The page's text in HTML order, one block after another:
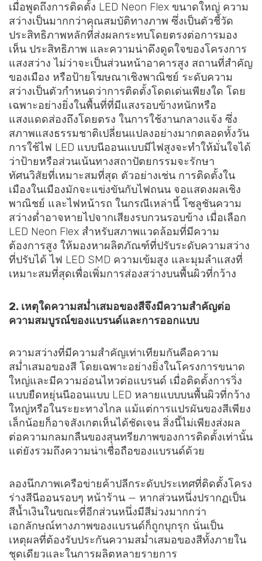
เมื่อพูดถึงการติดตั้ง LED Neon Flex ขนาดใหญ่ ความ
สว่างเป็นมากกว่าคุณสมบัติทางภาพ ซึ่งเป็นตัวชี้วัด
ประสิทธิภาพหลักที่ส่งผลกระทบโดยตรงต่อการมอง
เห็น ประสิทธิภาพ และความน่าดึงดูดใจของโครงการ
แสงสว่าง ไม่ว่าจะเป็นส่วนหน้าอาคารสูง สถานที่สำคัญ
ของเมือง หรือป้ายโฆษณาเชิงพาณิชย์ ระดับความ
สว่างเป็นตัวกำหนดว่าการติดตั้งโดดเด่นเพียงใด โดย
เฉพาะอย่างยิ่งในพื้นที่ที่มีแสงรอบข้างหนักหรือ
แสงแดดส่องถึงโดยตรง ในการใช้งานกลางแจ้ง ซึ่ง
สภาพแสงธรรมชาติเปลี่ยนแปลงอย่างมากตลอดทั้งวัน
การใช้ไฟ LED แบบนีออนแบบมีไฟสูงจะทำให้มั่นใจได้
ว่าป้ายหรือส่วนเน้นทางสถาปัตยกรรมจะรักษา
ทัศนวิสัยที่เหมาะสมที่สุด ตัวอย่างเช่น การติดตั้งใน
เมืองในเมืองมักจะแข่งขันกับไฟถนน จอแสดงผลเชิง
พาณิชย์ และไฟหน้ารถ ในกรณีเหล่านี้ โซลูชันความ
สว่างต่ำอาจหายไปจากเสียงรบกวนรอบข้าง เมื่อเลือก
LED Neon Flex สำหรับสภาพแวดล้อมที่มีความ
ต้องการสูง ให้มองหาผลิตภัณฑ์ที่ปรับระดับความสว่าง
ที่ปรับได้ ไฟ LED SMD ความเข้มสูง และมุมลำแสงที่
เหมาะสมที่สุดเพื่อเพิ่มการส่องสว่างบนพื้นผิวที่กว้าง
2. เหตุใดความสม่ำเสมอของสีจึงมีความสำคัญต่อ
ความสมบูรณ์ของแบรนด์และการออกแบบ
ความสว่างที่มีความสำคัญเท่าเทียมกันคือความ
สม่ำเสมอของสี โดยเฉพาะอย่างยิ่งในโครงการขนาด
ใหญ่และมีความอ่อนไหวต่อแบรนด์ เมื่อติดตั้งการวิ่ง
แบบยืดหยุ่นนีออนแบบ LED หลายแบบบนพื้นผิวที่กว้าง
ใหญ่หรือในระยะทางไกล แม้แต่การแปรผันของสีเพียง
เล็กน้อยก็อาจสังเกตเห็นได้ชัดเจน สิ่งนี้ไม่เพียงส่งผล
ต่อความกลมกลืนของสุนทรียภาพของการติดตั้งเท่านั้น
แต่ยังรวมถึงความน่าเชื่อถือของแบรนด์ด้วย
ลองนึกภาพเครือข่ายค้าปลีกระดับประเทศที่ติดตั้งโครง
ร่างสีนีออนรอบๆ หน้าร้าน — หากส่วนหนึ่งปรากฏเป็น
สีน้ำเงินในขณะที่อีกส่วนหนึ่งมีสีม่วงมากกว่า
เอกลักษณ์ทางภาพของแบรนด์ก็ถูกบุกรุก นั่นเป็น
เหตุผลที่ต้องรับประกันความสม่ำเสมอของสีทั้งภายใน
ชุดเดียวและในการผลิตหลายรายการ